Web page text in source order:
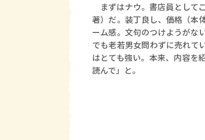
まずはナウ。書店員として
著）だ。装丁良し、価格（本
ーム感。文句のつけようがな
でも老若男女問わずに売れて
はとても強い。本来、内容を
読んで」と。